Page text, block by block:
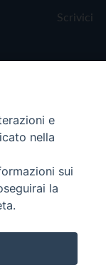
Scrivici
e
nella
sui
la